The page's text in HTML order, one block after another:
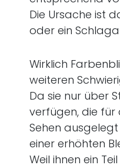
Die Ursache ist
oder ein
Wirklich
weiteren
Da sie nur über
verfügen, die für
Sehen
einer erhöhten
Weil ihnen ein